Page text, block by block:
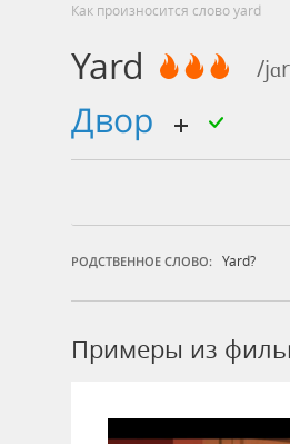
Как произносится слово yard
Yard /
двор
РОДСТВЕННОЕ СЛОВО: Yard?
Примеры из